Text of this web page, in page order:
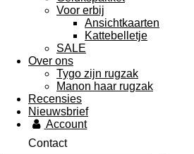
Voor erbij
Ansichtkaarten
Kattebelletje
SALE
Over ons
Tygo zijn rugzak
Manon haar rugzak
Recensies
Nieuwsbrief
Account
Contact